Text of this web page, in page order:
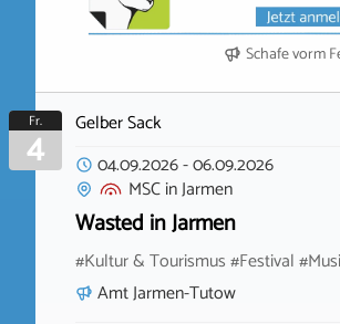
Schafe vorm
Fr.
4
Gelber Sack
04.09.2026-06.09.2026
MSCinJarmen
Wasted in Jarmen
#Kultur & Tourismus #Festival
Amt Jarmen-Tutow